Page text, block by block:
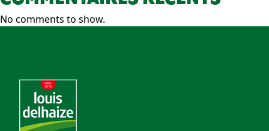
No comments to show.